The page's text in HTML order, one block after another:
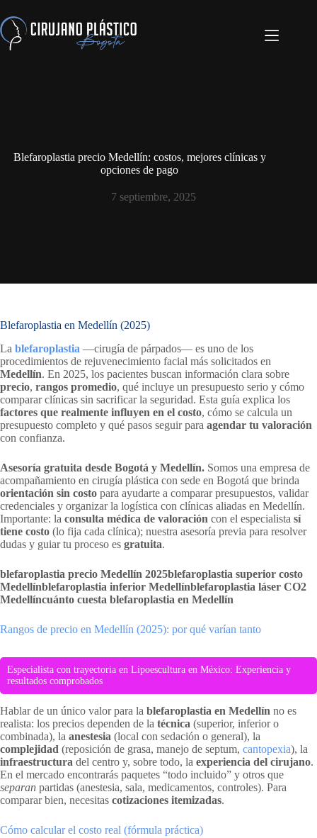
Blefaroplastia precio Medellín: costos, mejores clínicas y
opciones de pago
7 septiembre, 2025
Blefaroplastia en Medellín (2025)
La blefaroplastia —cirugía de párpados— es uno de los
procedimientos de rejuvenecimiento facial más solicitados en
Medellín. En 2025, los pacientes buscan información clara sobre
precio, rangos promedio, qué incluye un presupuesto serio y cómo
comparar clínicas sin sacrificar la seguridad. Esta guía explica los
factores que realmente influyen en el costo, cómo se calcula un
presupuesto completo y qué pasos seguir para agendar tu valoración
con confianza.
Asesoría gratuita desde Bogotá y Medellín. Somos una empresa de
acompañamiento en cirugía plástica con sede en Bogotá que brinda
orientación sin costo para ayudarte a comparar presupuestos, validar
credenciales y organizar la logística con clínicas aliadas en Medellín.
Importante: la consulta médica de valoración con el especialista sí
tiene costo (lo fija cada clínica); nuestra asesoría previa para resolver
dudas y guiar tu proceso es gratuita.
blefaroplastia precio Medellín 2025blefaroplastia superior costo
Medellínblefaroplastia inferior Medellínblefaroplastia láser CO2
Medellíncuánto cuesta blefaroplastia en Medellín
Rangos de precio en Medellín (2025): por qué varían tanto
Especialista con trayectoria en Lipoescultura en México: Experiencia y
resultados comprobados
Hablar de un único valor para la blefaroplastia en Medellín no es
realista: los precios dependen de la técnica (superior, inferior o
combinada), la anestesia (local con sedación o general), la
complejidad (reposición de grasa, manejo de septum, cantopexia), la
infraestructura del centro y, sobre todo, la experiencia del cirujano.
En el mercado encontrarás paquetes “todo incluido” y otros que
separan partidas (anestesia, sala, medicamentos, controles). Para
comparar bien, necesitas cotizaciones itemizadas.
Cómo calcular el costo real (fórmula práctica)